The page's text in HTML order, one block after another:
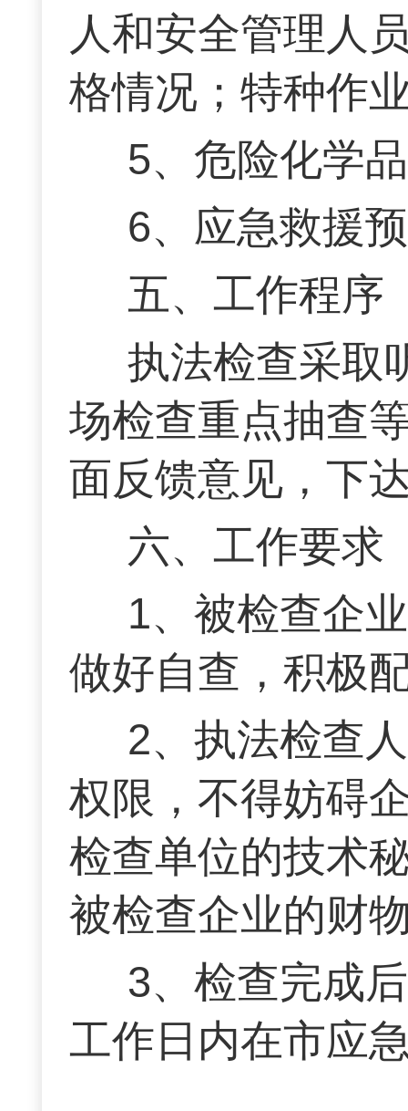
人和安全管理人
格情况；特种作
5、危险化学
6、应急救援
五、工作程序
执法检查采取
场检查重点抽查
面反馈意见，下
六、工作要求
1、被检查企
做好自查，积极
2、执法检查
权限，不得妨碍
检查单位的技术
被检查企业的财
3、检查完成
工作日内在市应